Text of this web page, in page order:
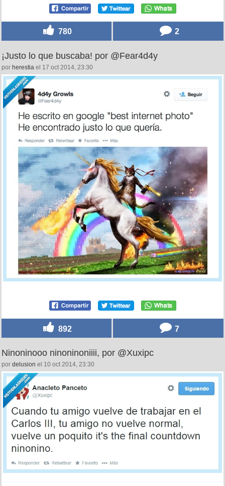
780 2
¡Justo lo que buscaba! por @Fear4d4y
por herestia el 17 oct 2014, 23:30
892 7
Ninoninooo ninoninoniiii, por @Xuxipc
por delusion el 10 oct 2014, 23:30